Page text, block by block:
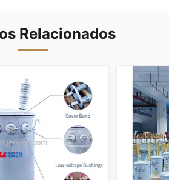
Relacionados